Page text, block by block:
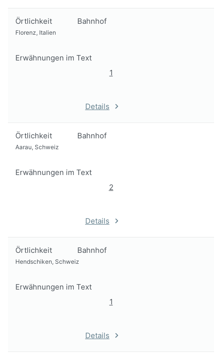
Örtlichkeit Bahnhof
Florenz, Italien
Erwähnungen im Text
1
Details
Örtlichkeit Bahnhof
Aarau, Schweiz
Erwähnungen im Text
2
Details
Örtlichkeit Bahnhof
Hendschiken, Schweiz
Erwähnungen im Text
1
Details